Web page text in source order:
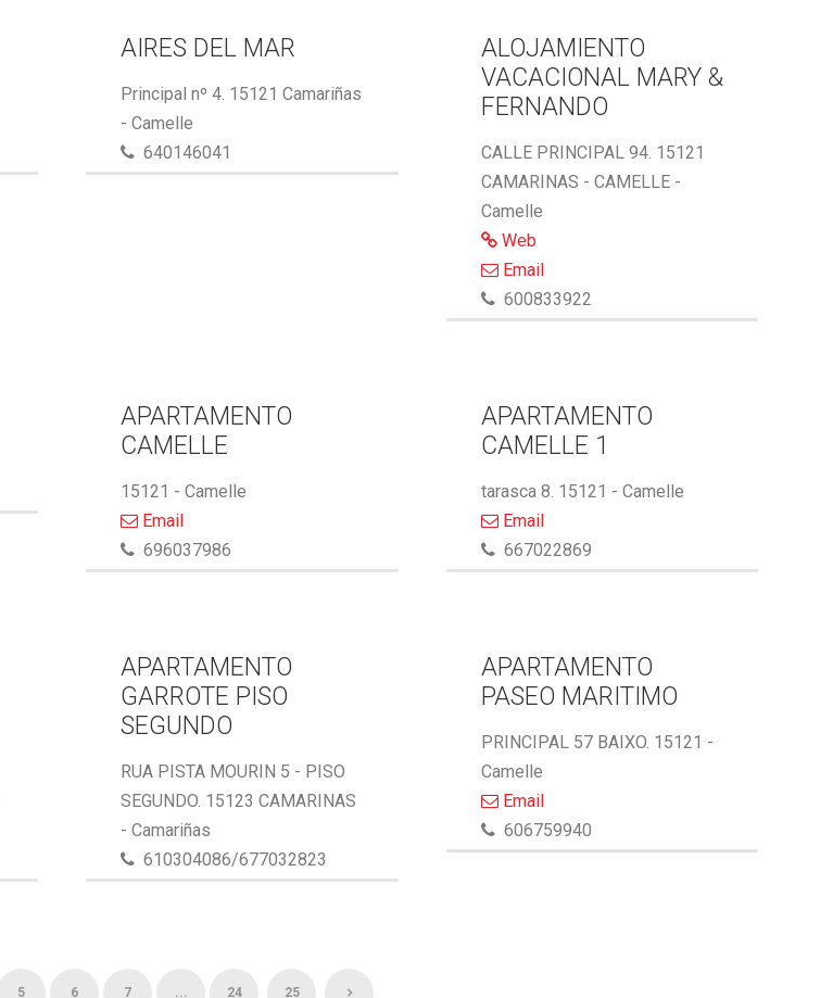
AIRES DEL MAR
Principal nº 4. 15121 Camariñas
- Camelle
640146041
ALOJAMIENTO
VACACIONAL MARY &
FERNANDO
CALLE PRINCIPAL 94. 15121
CAMARINAS - CAMELLE -
Camelle
Web
Email
600833922
APARTAMENTO
CAMELLE
15121 - Camelle
Email
696037986
APARTAMENTO
CAMELLE 1
tarasca 8. 15121 - Camelle
Email
667022869
APARTAMENTO
GARROTE PISO
SEGUNDO
RUA PISTA MOURIN 5 - PISO
SEGUNDO. 15123 CAMARINAS
- Camariñas
610304086/677032823
APARTAMENTO
PASEO MARITIMO
PRINCIPAL 57 BAIXO. 15121 -
Camelle
Email
606759940
5 6 7 ... 24 25